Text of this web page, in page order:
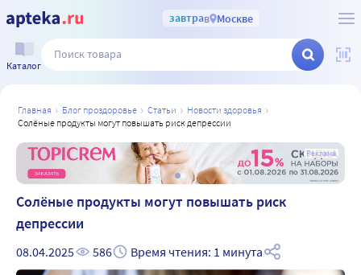
завтрав Москве
Каталог
главная блог проздоровье статьи
новости здоровья
солёные продукты могут повышать риск депрессии
Реклама
Солёные продукты могут повышать риск
депрессии
08.04.2025 586 Время чтения: 1 минута